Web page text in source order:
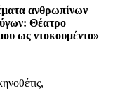
ανθρωπίνων
Θέατρο
ως ντοκουμέντο»